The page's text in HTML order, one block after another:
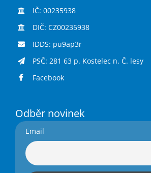
IČ: 00235938
DIČ: CZ00235938
IDDS: pu9ap3r
PSČ: 281 63 p. Kostelec n. Č. lesy
Facebook
Odběr novinek
Email